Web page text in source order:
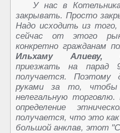
У нас в
закрывать. Просто
Надо исходить из
сейчас от этого
конкретно гражданам
Ильхаму Алиеву,
приезжать на
получается.
руками за то,
нелегальную
определение
получается, что это
большой анклав, этот